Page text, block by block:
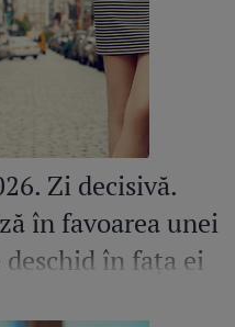
Zi decisivă.
în favoarea unei
în fața ei